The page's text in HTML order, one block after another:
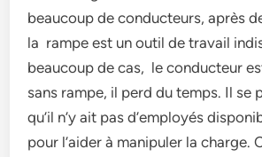
beaucoup de conducteurs, après
la rampe est un outil de travail
beaucoup de cas, le conducteur
sans rampe, il perd du temps. Il se
qu’il n’y ait pas d’employés
pour l’aider à manipuler la charge.